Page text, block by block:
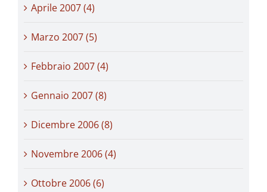
Aprile 2007 (4)
Marzo 2007 (5)
Febbraio 2007 (4)
Gennaio 2007 (8)
Dicembre 2006 (8)
Novembre 2006 (4)
Ottobre 2006 (6)